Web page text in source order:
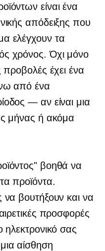
είναι ένα
απόδειξης που
ελέγχουν τα
χρόνος. Όχι μόνο
έχει ένα
από ένα
— ανείναι μια
μήνας ή ακόμα
βοηθά να
προϊόντα.
να βουτήξουν και να
προσφορές
ηλεκτρονικό σας
αίσθηση